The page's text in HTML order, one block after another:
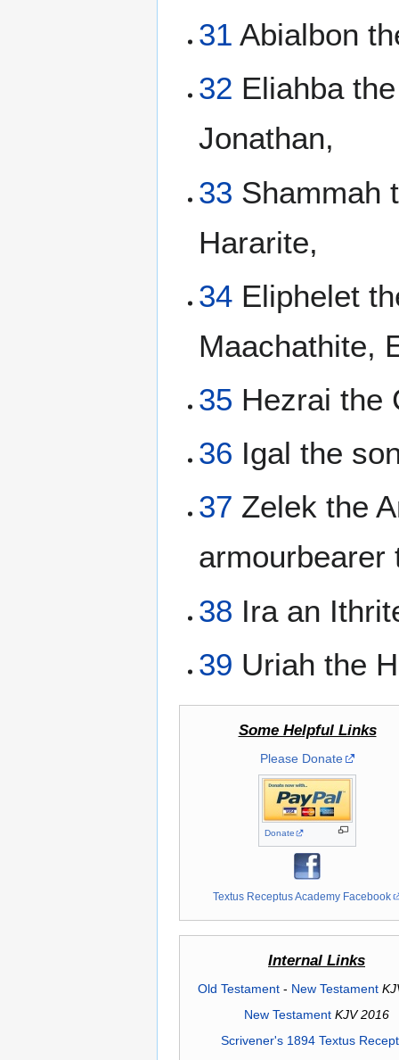
31 Abialbon
32 Eliahba
Jonathan,
33 Shammah
Hararite,
34 Eliphelet
Maachathite,
35 Hezrai the
36 Igal the
37 Zelek the
armourbearer
38 Ira an
39 Uriah the
Some Helpful Links
Please Donate
Donate
Textus Receptus Academy Facebook
Internal Links
Old Testament- New Testament
New Testament KJV 2016
Scrivener's 1894 Textus